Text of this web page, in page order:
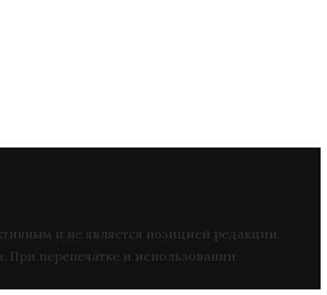
и не является позицией редакции.
При перепечатке и использовании